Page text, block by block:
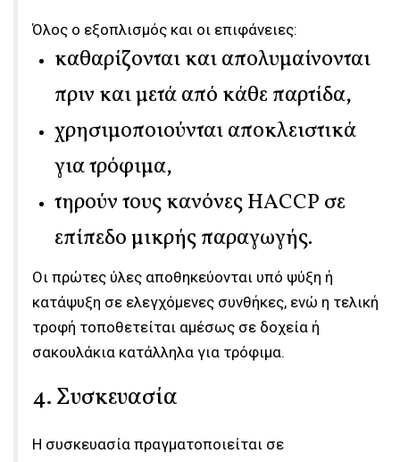
Όλος ο εξοπλισμός και οι επιφάνειες:
καθαρίζονται και απολυμαίνονται
πριν και μετά από κάθε παρτίδα,
χρησιμοποιούνται αποκλειστικά
για τρόφιμα,
τηρούν τους κανόνες HACCP σε
επίπεδο μικρής παραγωγής.
Οι πρώτες ύλες αποθηκεύονται υπό ψύξη ή
κατάψυξη σε ελεγχόμενες συνθήκες, ενώ η τελική
τροφή τοποθετείται αμέσως σε δοχεία ή
σακουλάκια κατάλληλα για τρόφιμα.
4. Συσκευασία
Η συσκευασία πραγματοποιείται σε